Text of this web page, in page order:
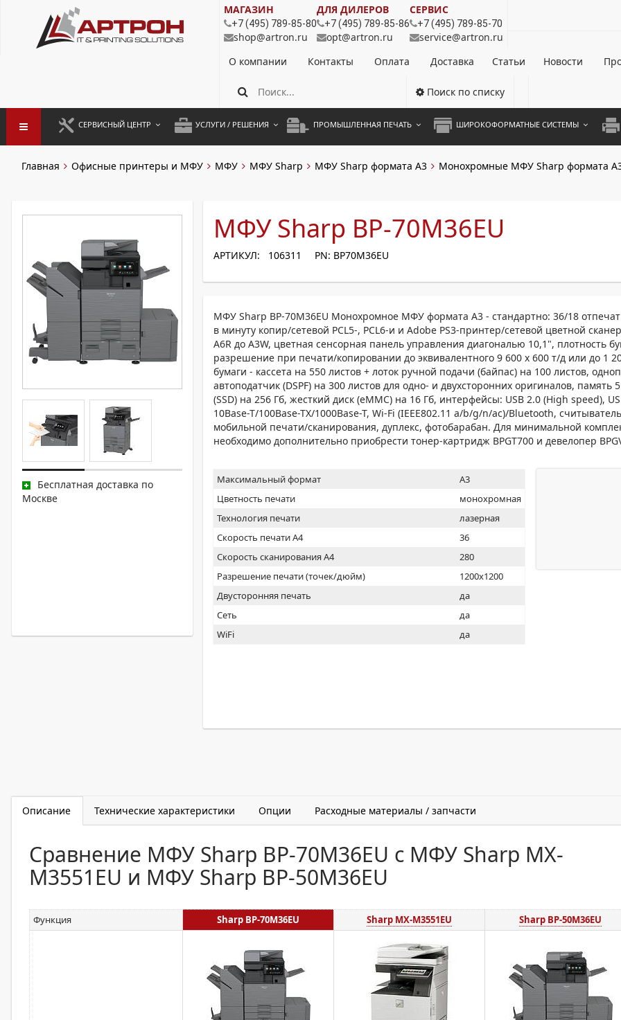
МАГАЗИН
+7 (495) 789-85-80
shop@artron.ru
ДЛЯ ДИЛЕРОВ
+7 (495) 789-85-86
opt@artron.ru
СЕРВИС
+7 (495) 789-85-70
service@artron.ru
О компании
Контакты Оплата Доставка Статьи Новости
Поиск по списку
СЕРВИСНЫЙ ЦЕНТР
ПРОФИЛАКТИКА И ТО
РАЗОВЫЕ РЕМОНТЫ
УСЛУГИ / РЕШЕНИЯ
АРЕНДА ОБОРУДОВАНИЯ
ПРОМЫШЛЕННАЯ ПЕЧАТЬ ШИРОКОФОРМАТНЫЕ СИСТЕМЫ
Главная Офисные принтеры и МФУ МФУ МФУ Sharp МФУ Sharp формата A3 Монохромные МФУ Sharp формата
Бесплатная доставка по
Москве
МФУ Sharp BP-70M36EU
АРТИКУЛ: 106311 PN: BP70M36EU
МФУ Sharp BP-70M36EU Монохромное МФУ формата A3 - стандартно: 36/18
в минуту копир/сетевой PCL5-, PCL6-и и Adobe PS3-принтер/сетевой цветной
A6R до A3W, цветная сенсорная панель управления диагональю 10,1", плотность
разрешение при печати/копировании до эквивалентного 9 600 x 600 т/д или до 1
бумаги - кассета на 550 листов + лоток ручной подачи (байпас) на 100 листов,
автоподатчик (DSPF) на 300 листов для одно- и двухсторонних оригиналов, память
(SSD) на 256 Гб, жесткий диск (eMMC) на 16 Гб, интерфейсы: USB 2.0 (High speed),
10Base-T/100Base-TX/1000Base-T, Wi-Fi (IEEE802.11 a/b/g/n/ac)/Bluetooth,
мобильной печати/сканирования, дуплекс, фотобарабан. Для минимальной
необходимо дополнительно приобрести тонер-картридж BPGT700 и девелопер
Максимальный формат
A3
Цветность печати
монохромная
Технология печати
лазерная
Скорость печати А4
36
Скорость сканирования А4
280
Разрешение печати (точек/дюйм)
1200x1200
Двусторонняя печать
да
Сеть
да
WiFi
да
Описание Технические характеристики Опции Расходные материалы / запчасти
Сравнение МФУ Sharp BP-70M36EU с МФУ Sharp MX-
M3551EU и МФУ Sharp BP-50M36EU
Функция Sharp BP-70M36EU Sharp MX-M3551EU Sharp BP-50M36EU